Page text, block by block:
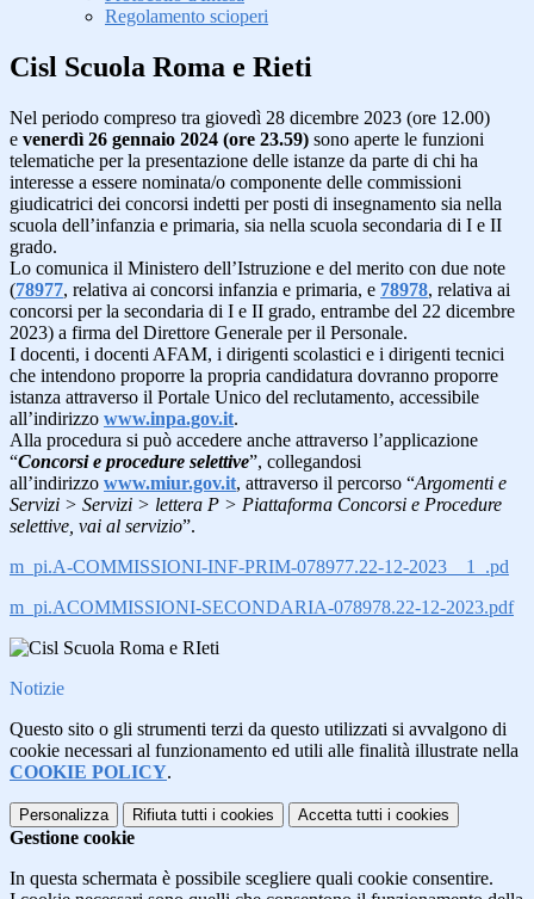
Regolamento scioperi
Cisl Scuola Roma e Rieti
Nel periodo compreso tra giovedì 28 dicembre 2023 (ore 12.00)
e venerdì 26 gennaio 2024 (ore 23.59) sono aperte le funzioni
telematiche per la presentazione delle istanze da parte di chi ha
interesse a essere nominata/o componente delle commissioni
giudicatrici dei concorsi indetti per posti di insegnamento sia nella
scuola dell’infanzia e primaria, sia nella scuola secondaria di I e II
grado.
Lo comunica il Ministero dell’Istruzione e del merito con due note
(78977, relativa ai concorsi infanzia e primaria, e 78978, relativa ai
concorsi per la secondaria di I e II grado, entrambe del 22 dicembre
2023) a firma del Direttore Generale per il Personale.
I docenti, i docenti AFAM, i dirigenti scolastici e i dirigenti tecnici
che intendono proporre la propria candidatura dovranno proporre
istanza attraverso il Portale Unico del reclutamento, accessibile
all’indirizzo www.inpa.gov.it.
Alla procedura si può accedere anche attraverso l’applicazione
“Concorsi e procedure selettive”, collegandosi
all’indirizzo www.miur.gov.it, attraverso il percorso “Argomenti e
Servizi > Servizi > lettera P > Piattaforma Concorsi e Procedure
selettive, vai al servizio”.
m_pi.A-COMMISSIONI-INF-PRIM-078977.22-12-2023__1_.pd
m_pi.ACOMMISSIONI-SECONDARIA-078978.22-12-2023.pdf
Notizie
Questo sito o gli strumenti terzi da questo utilizzati si avvalgono di
cookie necessari al funzionamento ed utili alle finalità illustrate nella
COOKIE POLICY.
Personalizza Rifiuta tutti i cookies Accetta tutti i cookies
Gestione cookie
In questa schermata è possibile scegliere quali cookie consentire.